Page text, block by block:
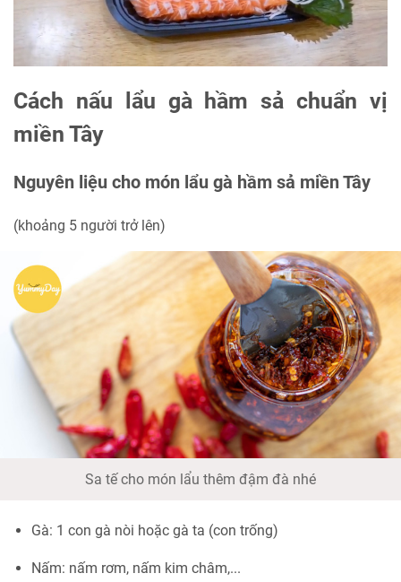
Cách nấu lẩu gà hầm sả chuẩn vị
miền Tây
Nguyên liệu cho món lẩu gà hầm sả miền Tây
(khoảng 5 người trở lên)
Sa tế cho món lẩu thêm đậm đà nhé
Gà: 1 con gà nòi hoặc gà ta (con trống)
Nấm: nấm rơm, nấm kim châm,...